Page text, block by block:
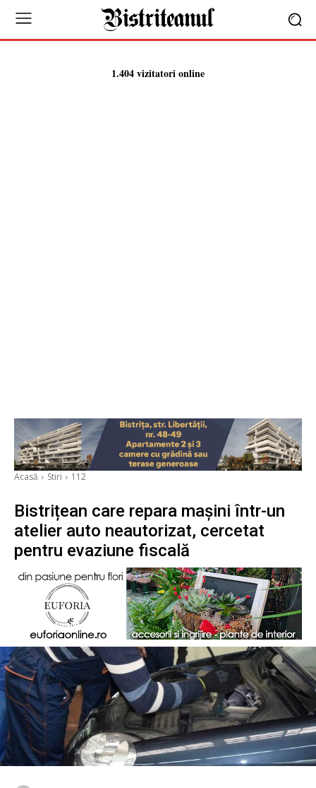
1.404 vizitatori online
Acasă Stiri 112
Bistrițean care repara mașini într-un
atelier auto neautorizat, cercetat
pentru evaziune fiscală